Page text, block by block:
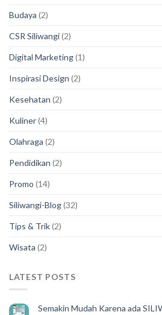
Budaya (2)
CSR Siliwangi(2)
Digital Marketing(1)
Inspirasi Design (2)
Kesehatan (2)
Kuliner(4)
Olahraga (2)
Pendidikan (2)
Promo (14)
Siliwangi-Blog(32)
Tips & Trik(2)
Wisata (2)
LATEST POSTS
Semakin Mudah Karena ada